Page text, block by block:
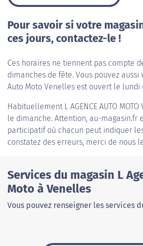
Pour savoir si votre
ces jours, contactez-le !
Ces horaires ne tiennent pas compte
dimanches de fête. Vous pouvez aussi
Auto Moto Venelles est ouvert le lundi
Habituellement L AGENCE AUTO MOTO
le dimanche. Attention, au-magasin.fr
participatif où chacun peut indiquer
constatez des erreurs, merci de nous
Services du magasin L
Moto à Venelles
Vous pouvez renseigner les services